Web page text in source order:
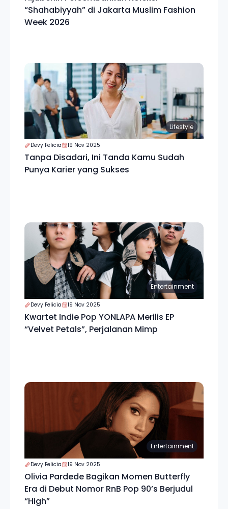
“Shahabiyyah” di Jakarta Muslim Fashion
Week 2026
Lifestyle
Devy Felicia 19 Nov 2025
Tanpa Disadari, Ini Tanda Kamu Sudah
Punya Karier yang Sukses
Entertainment
Devy Felicia 19 Nov 2025
Kwartet Indie Pop YONLAPA Merilis EP
“Velvet Petals”, Perjalanan Mimp
Entertainment
Devy Felicia 19 Nov 2025
Olivia Pardede Bagikan Momen Butterfly
Era di Debut Nomor RnB Pop 90’s Berjudul
“High”